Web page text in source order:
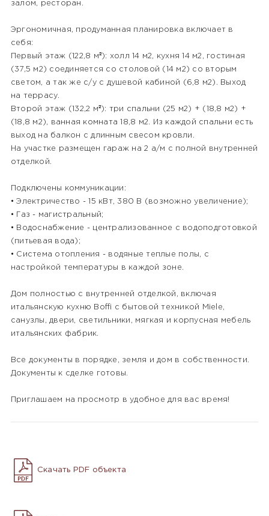
залом, ресторан.
Эргономичная, продуманная планировка включает в
себя:
Первый этаж (122,8 м²): холл 14 м2, кухня 14 м2, гостиная
(37,5 м2) соединяется со столовой (14 м2) со вторым
светом, а так же с/у с душевой кабиной (6,8 м2). Выход
на террасу.
Второй этаж (132,2 м²): три спальни (25 м2) + (18,8 м2) +
(18,8 м2), ванная комната 18,8 м2. Из каждой спальни есть
выход на балкон с длинным свесом кровли.
На участке размещен гараж на 2 а/м с полной внутренней
отделкой.
Подключены коммуникации:
• Электричество - 15 кВт, 380 В (возможно увеличение);
• Газ - магистральный;
• Водоснабжение - централизованное с водоподготовкой
(питьевая вода);
• Система отопления - водяные теплые полы, с
настройкой температуры в каждой зоне.
Дом полностью с внутренней отделкой, включая
итальянскую кухню Boffi с бытовой техникой Miele,
санузлы, двери, светильники, мягкая и корпусная мебель
итальянских фабрик.
Все документы в порядке, земля и дом в собственности.
Документы к сделке готовы.
Приглашаем на просмотр в удобное для вас время!
Скачать PDF объекта